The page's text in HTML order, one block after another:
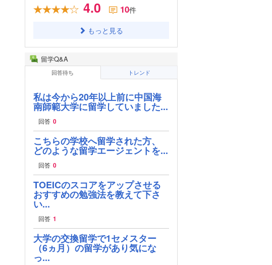
4.0 10件
もっと見る
留学Q&A
回答待ち トレンド
私は今から20年以上前に中国海
南師範大学に留学していました...
回答 0
こちらの学校へ留学された方、
どのような留学エージェントを...
回答 0
TOEICのスコアをアップさせる
おすすめの勉強法を教えて下さ
い...
回答 1
大学の交換留学で1セメスター
（6ヵ月）の留学があり気にな
っ...